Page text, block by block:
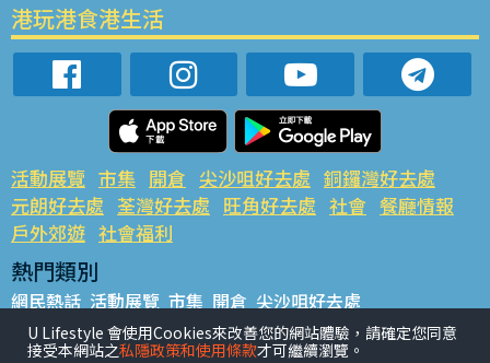
港玩港食港生活
活動展覽 市集 開倉 尖沙咀好去處 銅鑼灣好去處
元朗好去處 荃灣好去處 旺角好去處 社會 餐廳情報
戶外郊遊 社會福利
熱門類別
網民熱話 活動展覽 市集 開倉 尖沙咀好去處
銅鑼灣好去處 元朗好去處 荃灣好去處 旺角好去處 社會
餐廳情報 戶外郊遊
U Lifestyle 會使用Cookies來改善您的網站體驗，請確定您同意
接受本網站之私隱政策和使用條款才可繼續瀏覽。